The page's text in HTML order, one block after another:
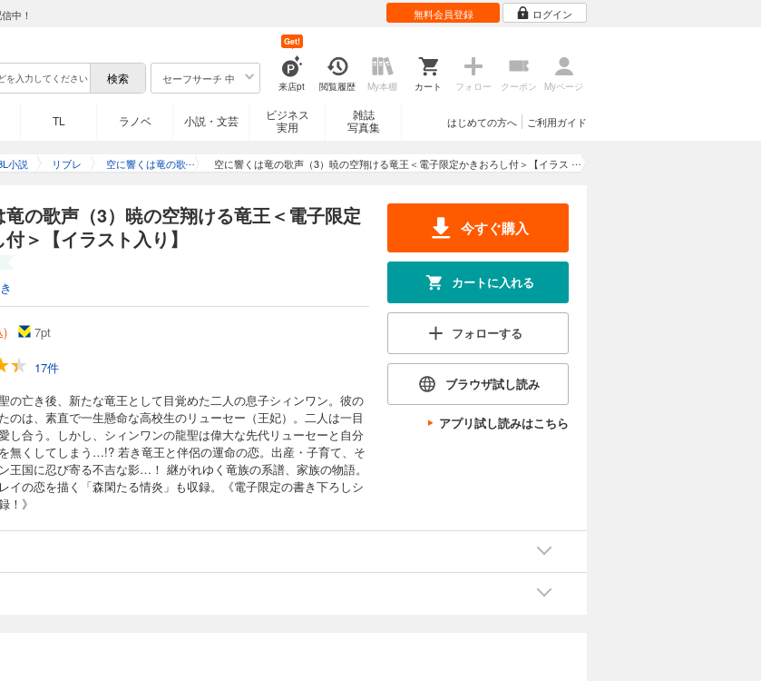
中！ 無料会員登録 ログイン
セーフサーチ 中
来店pt
Get!
閲覧履歴 My本棚 カート フォロー クーポン Myページ
TL ラノベ 小説・文芸
ビジネス
実用
雑誌
写真集
ご利用ガイド
はじめての方へ
小説 リブレ
空に響くは竜の歌
空に響くは竜の歌声（3）暁の空翔ける竜王＜電子限定かきおろし付＞【イラス
竜の歌声（3）暁の空翔ける竜王＜電子限定
＞【イラスト入り】
) 7pt
17件
の亡き後、新たな竜王として目覚めた二人の息子シィンワン。彼の
のは、素直で一生懸命な高校生のリューセー（王妃）。二人は一目
し合う。しかし、シィンワンの龍聖は偉大な先代リューセーと自分
無くしてしまう…!? 若き竜王と伴侶の運命の恋。出産・子育て、そ
王国に忍び寄る不吉な影…！ 継がれゆく竜族の系譜、家族の物語。
イの恋を描く「森閑たる情炎」も収録。《電子限定の書き下ろしシ
！》
今すぐ購入
カートに入れる
フォローする
ブラウザ試し読み
アプリ試し読みはこちら